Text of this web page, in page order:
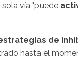
vía "puede
de
hasta el